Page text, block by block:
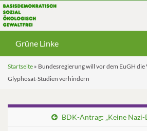
Grüne Linke
Startseite » Bundesregierung will vor dem EuGH
Glyphosat-Studien verhindern
BDK-Antrag: „Keine Nazi-